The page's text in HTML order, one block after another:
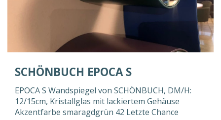
SCHÖNBUCH EPOCA S
EPOCA S Wandspiegel von SCHÖNBUCH, DM/H:
12/15cm, Kristallglas mit lackiertem Gehäuse
Akzentfarbe smaragdgrün 42 Letzte Chance